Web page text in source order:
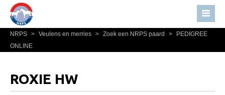
Home
Nieuws
Bestuur NRPS
NRPS > Veulens en merries > Zoek een NRPS paard >
PEDIGREE
ONLINE
ROXIE HW